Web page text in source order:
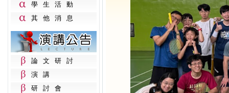
學生活動
其他消息
論文研討
演講
研討會